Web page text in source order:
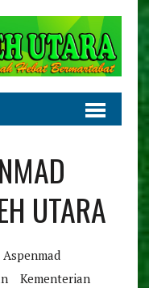
UTARA
Aspenmad
Kementerian